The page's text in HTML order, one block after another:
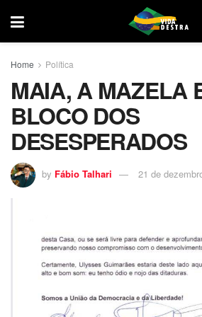
Home Política
MAIA, A MAZELA
BLOCO DOS
DESESPERADOS
by Fábio Talhari 21 de